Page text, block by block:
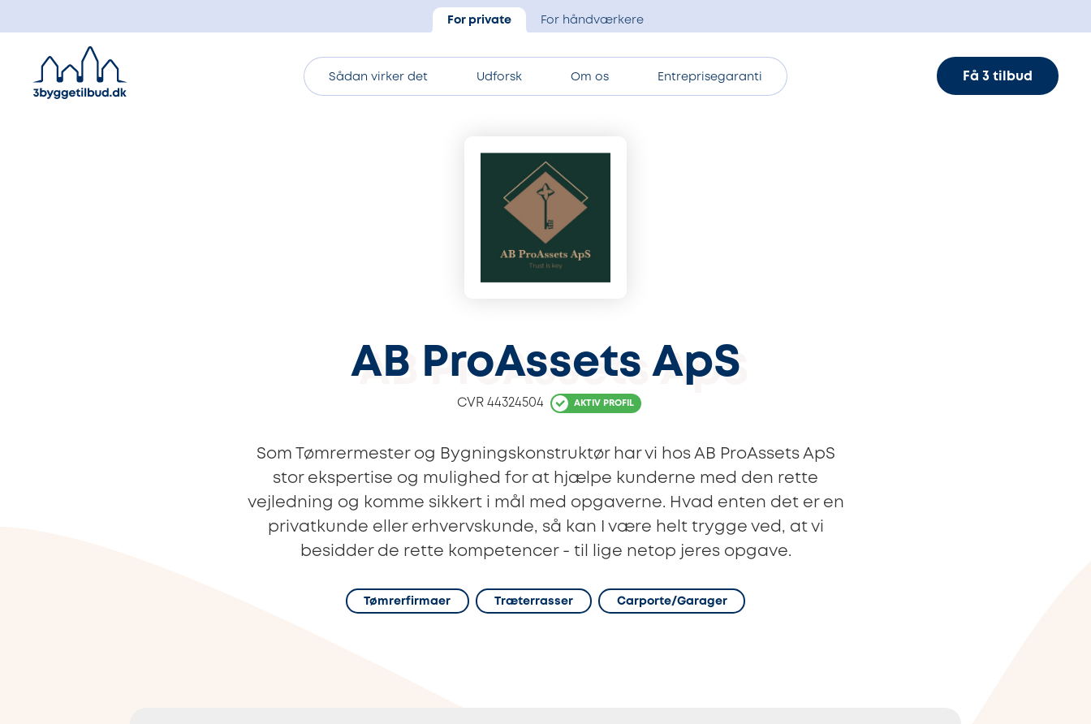
For private For håndværkere
Sådan virker det Udforsk Om os Entreprisegaranti Få 3 tilbud
AB ProAssets ApS
CVR 44324504 AKTIV PROFIL
Som Tømrermester og Bygningskonstruktør har vi hos AB ProAssets ApS
stor ekspertise og mulighed for at hjælpe kunderne med den rette
vejledning og komme sikkert i mål med opgaverne. Hvad enten det er en
privatkunde eller erhvervskunde, så kan I være helt trygge ved, at vi
besidder de rette kompetencer - til lige netop jeres opgave.
Tømrerfirmaer Træterrasser Carporte/Garager